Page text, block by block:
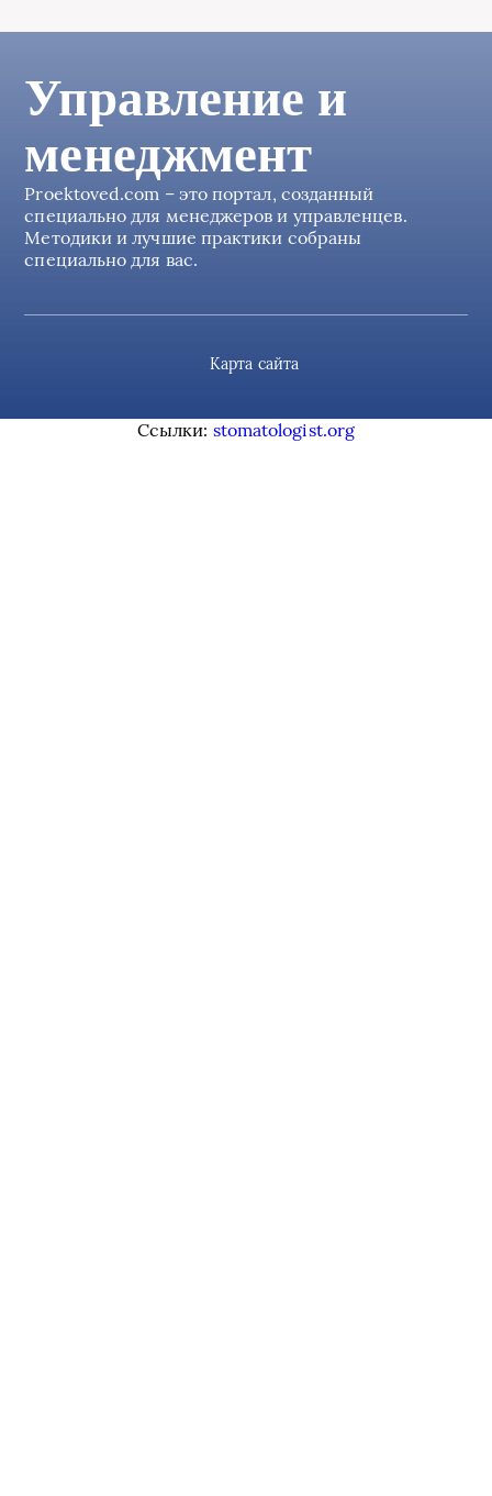
Управление и
менеджмент
Proektoved.com – это портал, созданный
специально для менеджеров и управленцев.
Методики и лучшие практики собраны
специально для вас.
Карта сайта
Ссылки: stomatologist.org